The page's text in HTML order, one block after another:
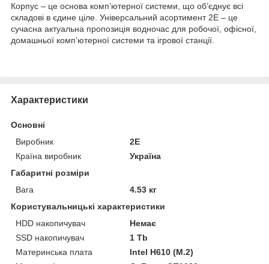
Корпус – це основа комп’ютерної системи, що об’єднує всі
складові в єдине ціле. Універсальний асортимент 2E – це
сучасна актуальна пропозиція водночас для робочої, офісної,
домашньої комп’ютерної системи та ігрової станції.
Характеристики
Основні
Виробник
2E
Країна виробник
Україна
Габаритні розміри
Вага
4.53 кг
Користувальницькі характеристики
HDD накопичувач
Немає
SSD накопичувач
1 Tb
Материнська плата
Intel H610 (M.2)